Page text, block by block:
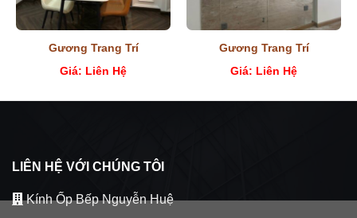
Gương Trang Trí
Giá: Liên Hệ
Gương Trang Trí
Giá: Liên Hệ
LIÊN HỆ VỚI CHÚNG TÔI
Kính Ốp Bếp Nguyễn Huệ